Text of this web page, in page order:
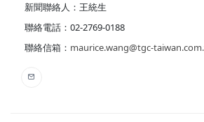
新聞聯絡人：王統生
聯絡電話：02-2769-0188
聯絡信箱： maurice.wang@tgc-